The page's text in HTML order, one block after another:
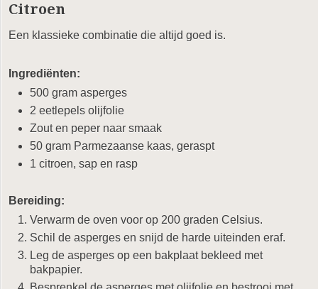
Citroen
Een klassieke combinatie die altijd goed is.
Ingrediënten:
500 gram asperges
2 eetlepels olijfolie
Zout en peper naar smaak
50 gram Parmezaanse kaas, geraspt
1 citroen, sap en rasp
Bereiding:
Verwarm de oven voor op 200 graden Celsius.
Schil de asperges en snijd de harde uiteinden eraf.
Leg de asperges op een bakplaat bekleed met
bakpapier.